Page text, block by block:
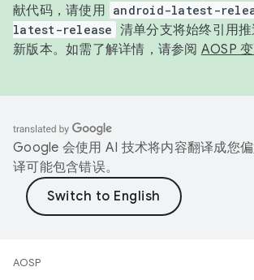
献代码，请使用 android-latest-
latest-release 清单分支将始终引用
新版本。如需了解详情，请参阅 AOSP
Google 会使用 AI 技术将内容翻译成您
译可能包含错误。
AOSP